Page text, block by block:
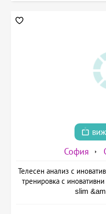
София
Телесен анализ с
тренировка с
slim